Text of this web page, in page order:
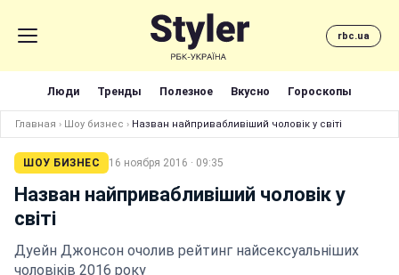
rbc.ua
Люди Тренды Полезное Вкусно Гороскопы
Главная › Шоу бизнес › Назван найпривабливіший чоловік у світі
ШОУ БИЗНЕС 16 ноября 2016 · 09:35
Назван найпривабливіший чоловік у
світі
Дуейн Джонсон очолив рейтинг найсексуальніших
чоловіків 2016 року